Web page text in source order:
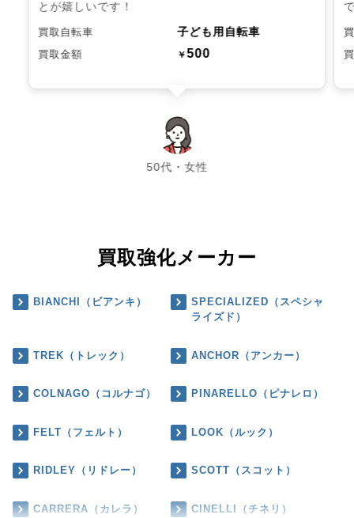
とが嬉しいです！
買取自転車 子ども用自転車
買取金額 ￥500
50代・女性
chevron_left chevron_right
買取強化メーカー
BIANCHI（ビアンキ）
SPECIALIZED（スペシャ
ライズド）
TREK（トレック） ANCHOR（アンカー）
COLNAGO（コルナゴ） PINARELLO（ピナレロ）
FELT（フェルト） LOOK（ルック）
RIDLEY（リドレー） SCOTT（スコット）
CARRERA（カレラ） CINELLI（チネリ）